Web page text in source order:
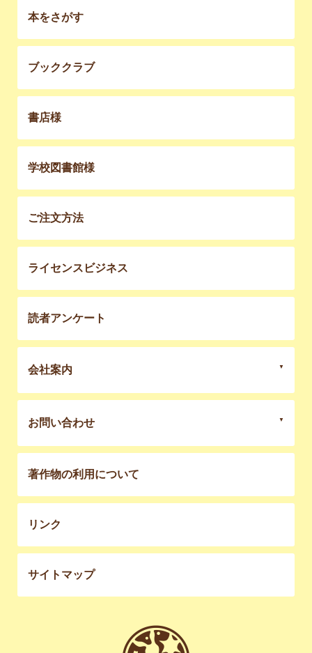
本をさがす
ブッククラブ
書店様
学校図書館様
ご注文方法
ライセンスビジネス
読者アンケート
会社案内
お問い合わせ
著作物の利用について
リンク
サイトマップ